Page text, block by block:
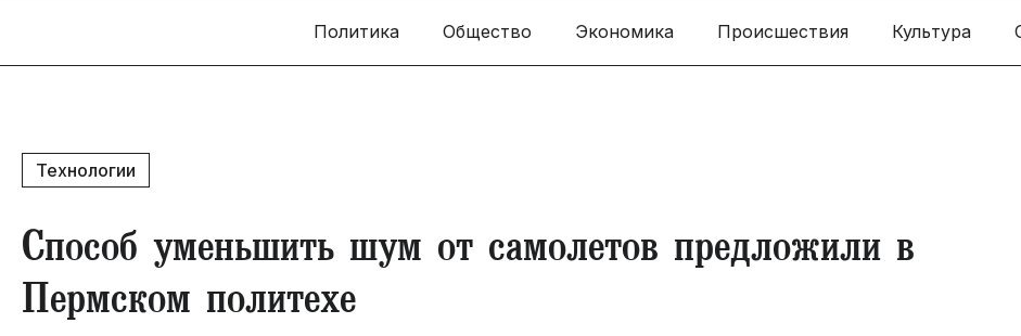
Политика Общество Экономика Происшествия Культура
Технологии
Способ уменьшить шум от самолетов предложили в
Пермском политехе